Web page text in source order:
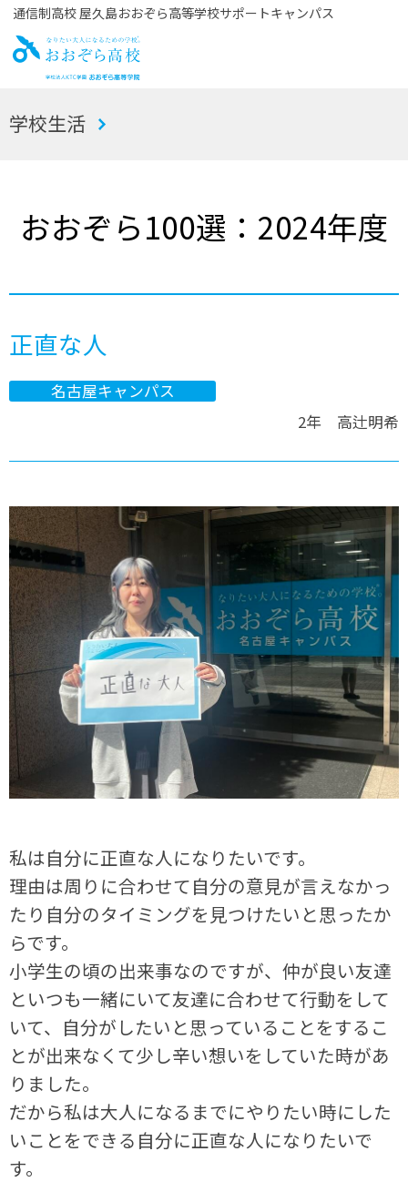
通信制高校 屋久島おおぞら高等学校サポートキャンパス
お
学校生活
おおぞら100選：2024年度
正直な人
名古屋キャンパス
2年 高辻明希
私は自分に正直な人になりたいです。
理由は周りに合わせて自分の意見が言えなかっ
たり自分のタイミングを見つけたいと思ったか
らです。
小学生の頃の出来事なのですが、仲が良い友達
といつも一緒にいて友達に合わせて行動をして
いて、自分がしたいと思っていることをするこ
とが出来なくて少し辛い想いをしていた時があ
りました。
だから私は大人になるまでにやりたい時にした
いことをできる自分に正直な人になりたいで
す。